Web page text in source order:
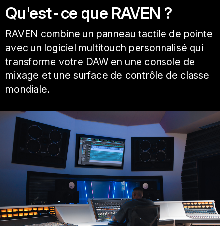
Qu'est-ce que RAVEN ?
RAVEN combine un panneau tactile de pointe
avec un logiciel multitouch personnalisé qui
transforme votre DAW en une console de
mixage et une surface de contrôle de classe
mondiale.